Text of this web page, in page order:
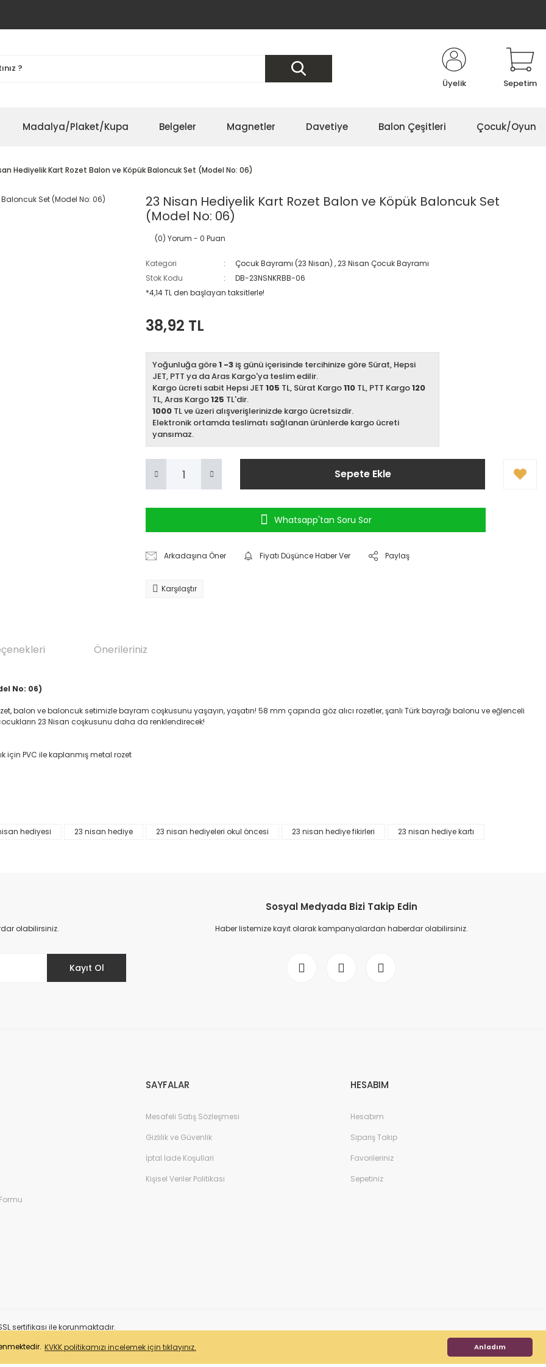
KVKK politikamızı incelemek için tıklayınız. Anladım
Üyelik Sepetim
Madalya/Plaket/Kupa Belgeler Magnetler Davetiye Balon Çeşitleri Çocuk/Oyun
Hediyelik Kart Rozet Balon ve Köpük Baloncuk Set (Model No: 06)
23 Nisan Hediyelik Kart Rozet Balon ve Köpük Baloncuk Set
(Model No: 06)
(0) Yorum - 0 Puan
Kategori Çocuk Bayramı (23 Nisan) ,23 Nisan Çocuk Bayramı
Stok Kodu
DB-23NSNKRBB-06
*4,14 TL den başlayan taksitlerle!
38,92 TL
Yoğunluğa göre1 -3 iş günü içerisinde tercihinize göre Sürat, Hepsi
JET, PTT ya da Aras Kargo'ya teslim edilir.
Kargo ücreti sabit Hepsi JET 105 TL, Sürat Kargo110 TL, PTT Kargo120
TL, Aras Kargo125 TL'dir.
1000 TL ve üzeri alışverişlerinizde kargo ücretsizdir.
Elektronik ortamda teslimatı sağlanan ürünlerde kargo ücreti
yansımaz.
Sepete Ekle
Whatsapp'tan Soru Sor
Arkadaşına Öner Fiyatı Düşünce Haber Ver Paylaş
Karşılaştır
Önerileriniz
No: 06)
balon ve baloncuk setimizle bayram coşkusunu yaşayın, yaşatın! 58 mm çapında göz alıcı rozetler, şanlı Türk bayrağı balonu ve eğlenceli
23 Nisan coşkusunu daha da renklendirecek!
için PVC ile kaplanmış metal rozet
yetersiz gördüğünüz noktaları öneri formunu kullanarak tarafımıza iletebilirsiniz.
hediyesi 23 nisan hediye 23 nisan hediyeleri okul öncesi 23 nisan hediye fikirleri 23 nisan hediye kartı
olabilirsiniz.
Kayıt Ol
Sosyal Medyada Bizi Takip Edin
Haber listemize kayıt olarak kampanyalardan haberdar olabilirsiniz.
SAYFALAR
Mesafeli Satış Sözleşmesi
Gizlilik ve Güvenlik
İptal İade Koşullari
Kişisel Veriler Politikası
HESABIM
Hesabım
Sipariş Takip
Favorileriniz
Sepetiniz
sertifikası ile korunmaktadır.